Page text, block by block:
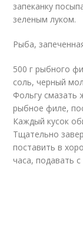
запеканку
зеленым луком.
Рыба,
500 г рыбного
соль, черный
Фольгу
рыбное филе,
Каждый кусок
Тщательно
поставить в
часа, подавать